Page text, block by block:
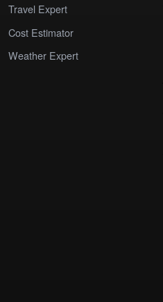
Travel Expert
Cost Estimator
Weather Expert